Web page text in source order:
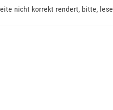
nicht korrekt rendert, bitte,